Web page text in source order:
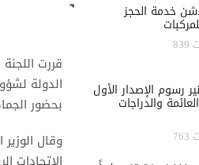
قررت
الدولة
بحضور
وقال
خدمة الحجز
5 دنانير رسوم الإصدار الأول
والدراجات